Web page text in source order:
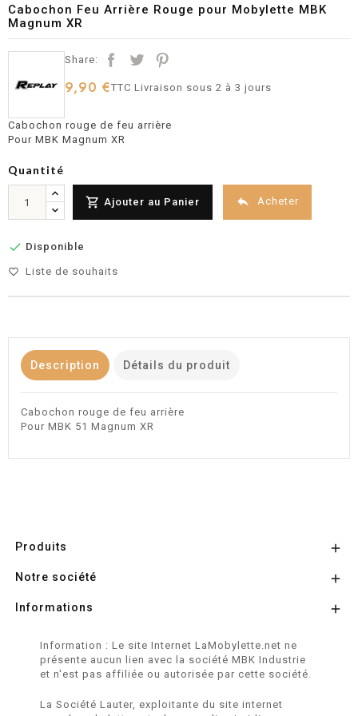
Cabochon Feu Arrière Rouge pour Mobylette MBK
Magnum XR
Share:
9,90 €TTCLivraison sous 2 à 3 jours
Cabochon rouge de feu arrière
Pour MBK Magnum XR
Quantité
 Ajouter au Panier  Acheter
 Disponible
favorite_border Liste de souhaits
Description Détails du produit
Cabochon rouge de feu arrière
Pour MBK 51 Magnum XR
Produits 
Notre société 
Informations 
Information : Le site Internet LaMobylette.net ne
présente aucun lien avec la société MBK Industrie
et n'est pas affiliée ou autorisée par cette société.
La Société Lauter, exploitante du site internet